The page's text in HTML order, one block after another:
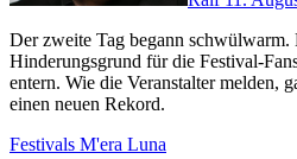
Der zweite Tag begann schwülwarm. Doch das war kein
Hinderungsgrund für die Festival-
entern. Wie die Veranstalter melden,
einen neuen Rekord.
Festivals M'era Luna